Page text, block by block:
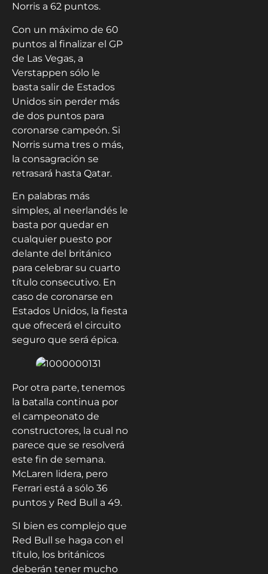
Norris a 62 puntos.
Con un máximo de 60
puntos al finalizar el GP
de Las Vegas, a
Verstappen sólo le
basta salir de Estados
Unidos sin perder más
de dos puntos para
coronarse campeón. Si
Norris suma tres o más,
la consagración se
retrasará hasta Qatar.
En palabras más
simples, al neerlandés le
basta por quedar en
cualquier puesto por
delante del británico
para celebrar su cuarto
título consecutivo. En
caso de coronarse en
Estados Unidos, la fiesta
que ofrecerá el circuito
seguro que será épica.
Por otra parte, tenemos
la batalla continua por
el campeonato de
constructores, la cual no
parece que se resolverá
este fin de semana.
McLaren lidera, pero
Ferrari está a sólo 36
puntos y Red Bull a 49.
SI bien es complejo que
Red Bull se haga con el
título, los británicos
deberán tener mucho